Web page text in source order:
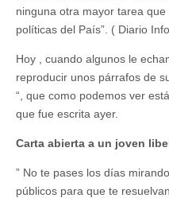
ninguna otra mayor tarea
políticas del País”. ( Diario
Hoy , cuando algunos le
reproducir unos párrafos de
“, que como podemos ver
que fue escrita ayer.
Carta abierta a un joven
” No te pases los días
públicos para que te